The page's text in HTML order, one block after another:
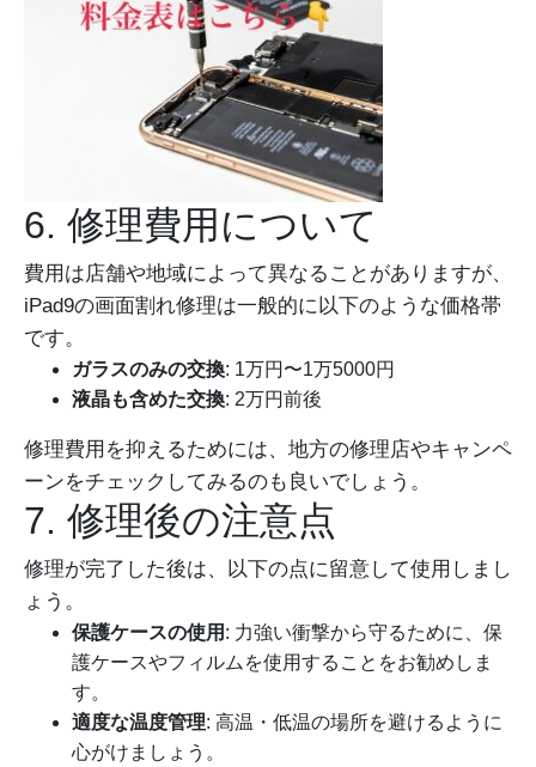
6. 修理費用について
費用は店舗や地域によって異なることがありますが、
iPad9の画面割れ修理は一般的に以下のような価格帯
です。
ガラスのみの交換: 1万円〜1万5000円
液晶も含めた交換: 2万円前後
修理費用を抑えるためには、地方の修理店やキャンペ
ーンをチェックしてみるのも良いでしょう。
7. 修理後の注意点
修理が完了した後は、以下の点に留意して使用しまし
ょう。
保護ケースの使用 : 力強い衝撃から守るために、保
護ケースやフィルムを使用することをお勧めしま
す。
適度な温度管理: 高温・低温の場所を避けるように
心がけましょう。